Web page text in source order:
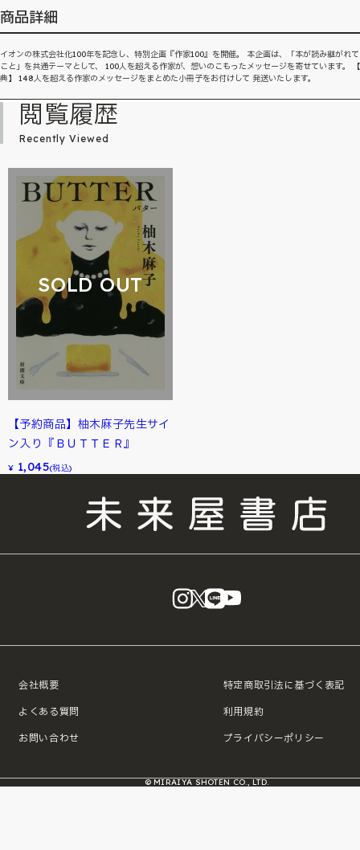
商品詳細
イオンの株式会社化100年を記念し、特別企画『作家100』を開催。 本企画は、「本が読み継がれ
こと」を共通テーマとして、 100人を超える作家が、想いのこもったメッセージを寄せています。
典】 148人を超える作家のメッセージをまとめた小冊子をお付けして 発送いたします。
閲覧履歴
Recently Viewed
SOLD OUT
【予約商品】柚木麻子先生サイ
ン入り『ＢＵＴＴＥＲ』
¥ 1,045(税込)
instagram
X LINE
会社概要
よくある質問
お問い合わせ
特定商取引法に基づく表記
利用規約
プライバシーポリシー
© MIRAIYA SHOTEN CO., LTD.